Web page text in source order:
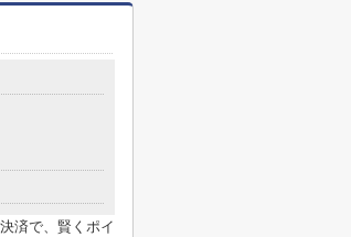
済で、賢くポイ